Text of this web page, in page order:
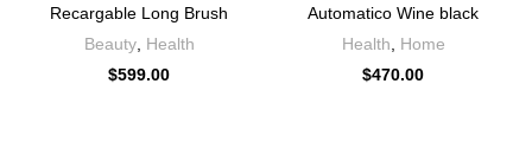
Recargable Long Brush
Beauty, Health
$599.00
Automatico Wine black
Health
Home
$470.00